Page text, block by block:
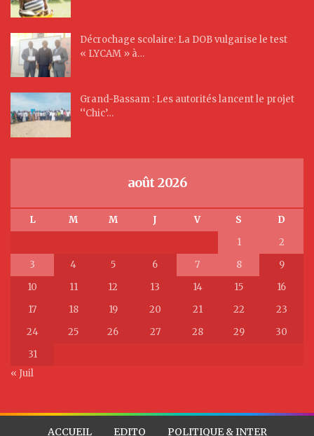
Décrochage scolaire: La DOB vulgarise le test
« LYCAM » à…
Grand-Bassam : Les autorités lancent le projet
‘‘Chic’…
août 2026
L M M J V S
D
1
2
3
4 5 6 7 8
9
10
11 12 13 14 15
16
17
18 19 20 21 22
23
24
25 26 27 28 29
30
31
« Juil
ACCUEIL EDITO POLITIQUE & INTER